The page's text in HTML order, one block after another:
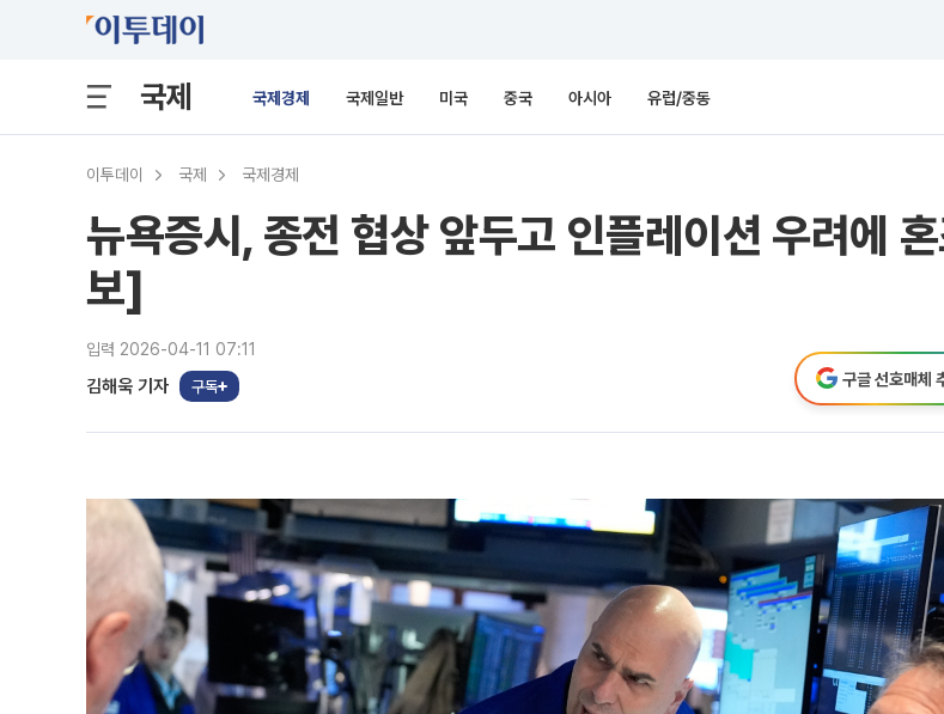
국제 국제경제 국제일반 미국 중국 아시아 유럽/중동
이투데이 국제 국제경제
뉴욕증시, 종전 협상 앞두고 인플레이션 우려
보]
입력 2026-04-11 07:11
김해욱 기자 구독 구글 선호매체